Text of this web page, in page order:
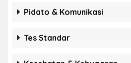
Pidato & Komunikasi
Tes Standar